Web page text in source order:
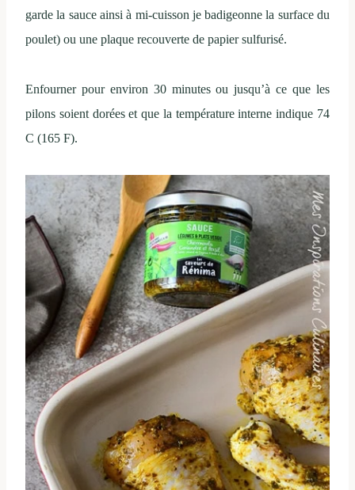
garde la sauce ainsi à mi-cuisson je badigeonne la surface du
poulet) ou une plaque recouverte de papier sulfurisé.
Enfourner pour environ 30 minutes ou jusqu’à ce que les
pilons soient dorées et que la température interne indique 74
C (165 F).